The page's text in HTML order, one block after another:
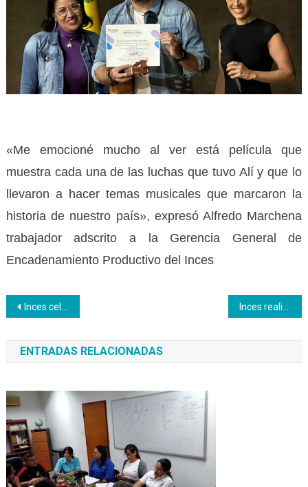
«Me emocioné mucho al ver está película que
muestra cada una de las luchas que tuvo Alí y que lo
llevaron a hacer temas musicales que marcaron la
historia de nuestro país», expresó Alfredo Marchena
trabajador adscrito a la Gerencia General de
Encadenamiento Productivo del Inces
Navegación
de
entradas
Inces celebró la Semana de la Prevención para los trabajadores y la comunidad
ENTRADAS RELACIONADAS